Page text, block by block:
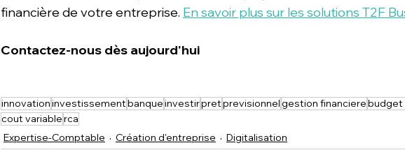
financière de votre entreprise. En savoir plus sur les solutions T2F
Contactez-nous dès aujourd'hui
innovationinvestissementbanqueinvestirpretprevisionnelgestion financierebudget
cout variablerca
Expertise-Comptable
Création d'entreprise Digitalisation